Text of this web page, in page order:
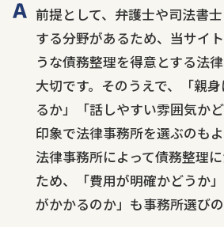
前提として、弁護士や司法書
する分野があるため、当サイ
うな債務整理を得意とする法
大切です。そのうえで、「親
るか」「話しやすい雰囲気か
印象で法律事務所を選ぶのもよ
法律事務所によって債務整理
ため、「費用が明確かどうか
がかかるのか」も事務所選びの